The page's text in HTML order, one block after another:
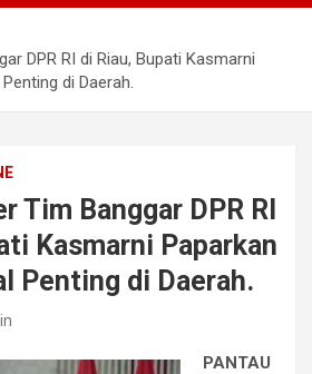
DPR RI di Riau, Bupati Kasmarni
di Daerah.
Tim Banggar DPR RI
Kasmarni Paparkan
Penting di Daerah.
PANTAU